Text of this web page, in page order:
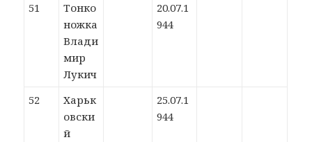
51
Тонко
ножка
Влади
мир
Лукич
20.07.1
944
52
Харьк
овски
й
25.07.1
944